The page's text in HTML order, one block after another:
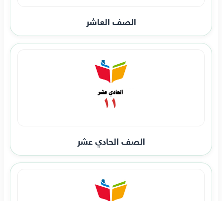
الصف العاشر
الصف الحادي عشر